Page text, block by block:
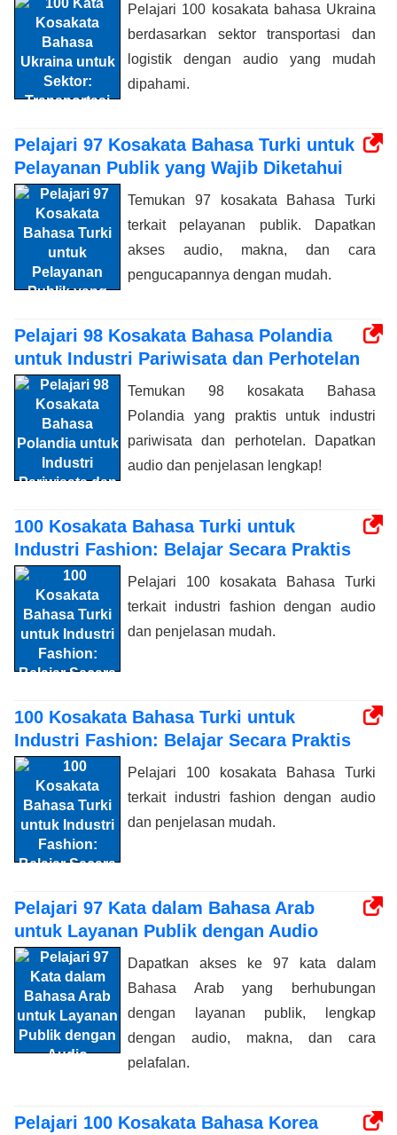
Pelajari 100 kosakata bahasa Ukraina
berdasarkan sektor transportasi dan
logistik dengan audio yang mudah
dipahami.
Pelajari 97 Kosakata Bahasa Turki untuk
Pelayanan Publik yang Wajib Diketahui
Temukan 97 kosakata Bahasa Turki
terkait pelayanan publik. Dapatkan
akses audio, makna, dan cara
pengucapannya dengan mudah.
Pelajari 98 Kosakata Bahasa Polandia
untuk Industri Pariwisata dan Perhotelan
Temukan 98 kosakata Bahasa
Polandia yang praktis untuk industri
pariwisata dan perhotelan. Dapatkan
audio dan penjelasan lengkap!
100 Kosakata Bahasa Turki untuk
Industri Fashion: Belajar Secara Praktis
Pelajari 100 kosakata Bahasa Turki
terkait industri fashion dengan audio
dan penjelasan mudah.
100 Kosakata Bahasa Turki untuk
Industri Fashion: Belajar Secara Praktis
Pelajari 100 kosakata Bahasa Turki
terkait industri fashion dengan audio
dan penjelasan mudah.
Pelajari 97 Kata dalam Bahasa Arab
untuk Layanan Publik dengan Audio
Dapatkan akses ke 97 kata dalam
Bahasa Arab yang berhubungan
dengan layanan publik, lengkap
dengan audio, makna, dan cara
pelafalan.
Pelajari 100 Kosakata Bahasa Korea